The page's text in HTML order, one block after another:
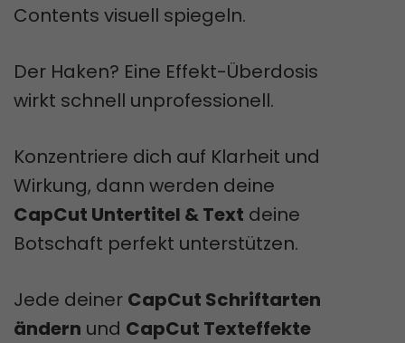
Contents visuell spiegeln.
Der Haken? Eine Effekt-Überdosis
wirkt schnell unprofessionell.
Konzentriere dich auf Klarheit und
Wirkung, dann werden deine
CapCut Untertitel & Text deine
Botschaft perfekt unterstützen.
Jede deiner CapCut Schriftarten
ändern und CapCut Texteffekte